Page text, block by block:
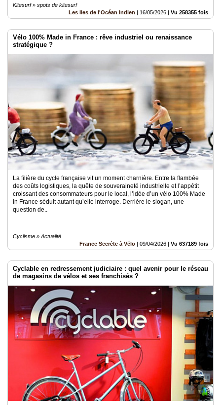
Kitesurf » spots de kitesurf
Les Iles de l'Océan Indien | 16/05/2026 | Vu 258355 fois
Vélo 100% Made in France : rêve industriel ou renaissance
stratégique ?
La filière du cycle française vit un moment charnière. Entre la flambée
des coûts logistiques, la quête de souveraineté industrielle et l’appétit
croissant des consommateurs pour le local, l’idée d’un vélo 100% Made
in France séduit autant qu’elle interroge. Derrière le slogan, une
question de..
Cyclisme » Actualité
France Secrète à Vélo | 09/04/2026 | Vu 637189 fois
Cyclable en redressement judiciaire : quel avenir pour le réseau
de magasins de vélos et ses franchisés ?